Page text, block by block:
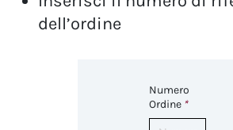
dell’ordine
Numero
Ordine *